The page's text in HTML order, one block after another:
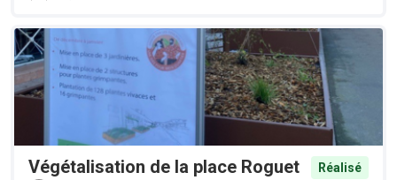
Végétalisation de la place Roguet
Réalisé